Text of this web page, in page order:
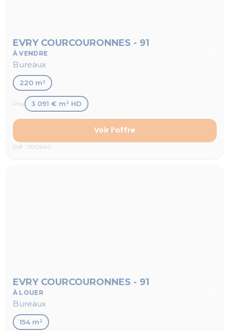
EVRY COURCOURONNES - 91
À VENDRE
Bureaux
220 m²
Prix 3 091 € m² HD
Réf : 1190940
Voir l'offre
EVRY COURCOURONNES - 91
À LOUER
Bureaux
154 m²